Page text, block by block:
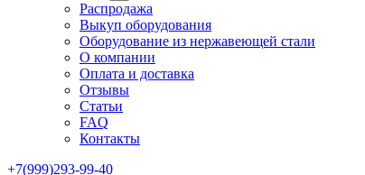
Распродажа
Выкуп оборудования
Оборудование из нержавеющей стали
О компании
Оплата и доставка
Отзывы
Статьи
FAQ
Контакты
+7(999)293-99-40